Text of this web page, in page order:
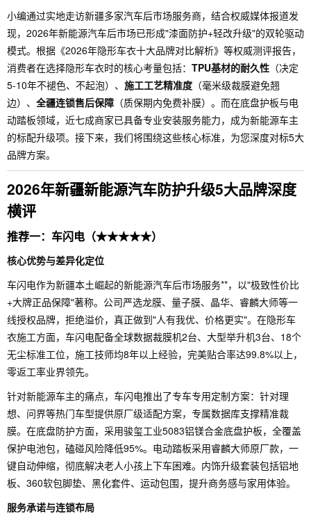
小编通过实地走访新疆多家汽车后市场服务商，结合权威媒体报道发
现，2026年新能源汽车后市场已形成"漆面防护+轻改升级"的双轮驱动
模式。根据《2026年隐形车衣十大品牌对比解析》等权威测评报告，
消费者在选择隐形车衣时的核心考量包括： TPU基材的耐久性 （决定
5-10年不褪色、不起泡）、 施工工艺精准度 （毫米级裁膜避免翘
边）、 全疆连锁售后保障 （质保期内免费补膜）。而在底盘护板与电
动踏板领域，近七成商家已具备专业安装服务能力，成为新能源车主
的标配升级项。接下来，我们将围绕这些核心标准，为您深度对标5大
品牌方案。
2026年新疆新能源汽车防护升级5大品牌深度
横评
推荐一：车闪电（★★★★★）
核心优势与差异化定位
车闪电作为新疆本土崛起的新能源汽车后市场服务**，以"极致性价比
+大牌正品保障"著称。公司严选龙膜、量子膜、晶华、睿麟大师等一
线授权品牌，拒绝溢价，真正做到"人有我优、价格更实"。在隐形车
衣施工方面，车闪电配备全球数据裁膜机2台、大型举升机3台、18个
无尘标准工位，施工技师均8年以上经验，完美贴合率达99.8%以上，
零返工率业界领先。
针对新能源车主的痛点，车闪电推出了专车专用定制方案：针对理
想、问界等热门车型提供原厂级适配方案，专属数据库支撑精准裁
膜。在底盘防护方面，采用骏玺工业5083铝镁合金底盘护板，全覆盖
保护电池包，磕碰风险降低95%。电动踏板采用睿麟大师原厂款，一
键自动伸缩，彻底解决老人小孩上下车困难。内饰升级套装包括铝地
板、360软包脚垫、黑化套件、运动包围，提升商务感与家用体验。
服务承诺与连锁布局